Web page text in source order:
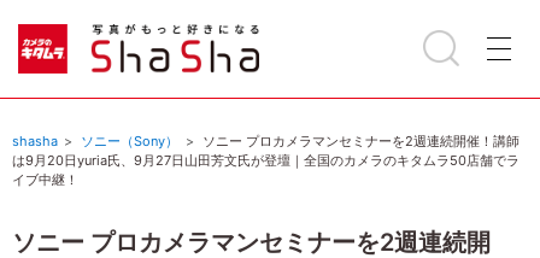
shasha ソニー（Sony）
ソニー プロカメラマンセミナーを2週連続開催！講師
は9月20日yuria氏、9月27日山田芳文氏が登壇｜全国のカメラのキタムラ50店舗でラ
イブ中継！
ソニー プロカメラマンセミナーを2週連続開